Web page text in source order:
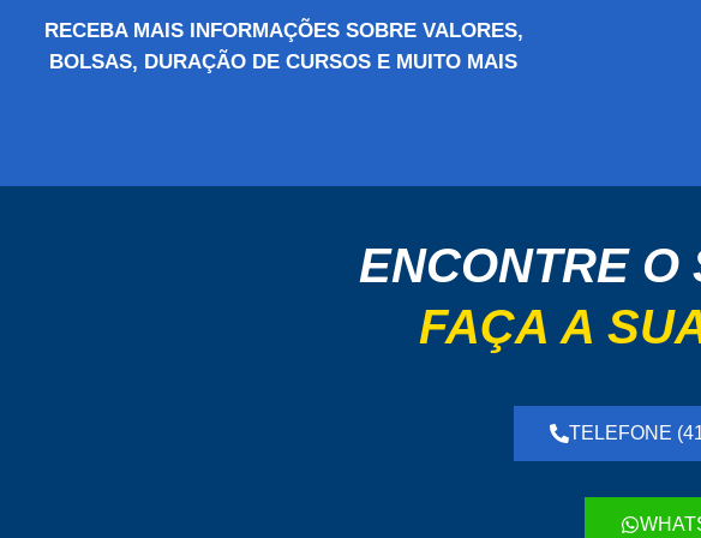
RECEBA MAIS INFORMAÇÕES SOBRE VALORES,
BOLSAS, DURAÇÃO DE CURSOS E MUITO MAIS
ENCONTRE O
FAÇA A
TELEFONE